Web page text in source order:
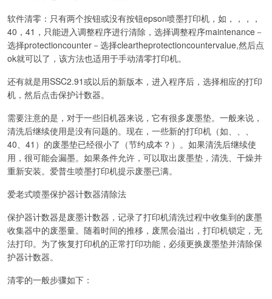
软件清零：只有两个按钮或没有按钮epson喷墨打印机，如，，，，
40，41，只能进入调整程序进行清除，选择调整程序maintenance－
选择protectioncounter－选择cleartheprotectioncountervalue,然后点
ok就可以了，该方法也适用于手动清零打印机。
还有就是用SSC2.91或以后的新版本，进入程序后，选择相应的打印
机，然后点击保护计数器。
需要注意的是，对于一些旧机器来说，它有很多废墨垫。一般来说，
清洗后继续使用是没有问题的。现在，一些新的打印机（如、、、
40、41）的废墨垫已经很小了（节约成本？）。如果清洗后继续使
用，很可能会漏墨。如果条件允许，可以取出废墨垫，清洗、干燥并
重新安装。爱普生喷墨打印机提示废墨已满。
爱老式喷墨保护器计数器清除法
保护器计数器是废墨计数器，记录了打印机清洗过程中收集到的废墨
收集器中的废墨量。随着时间的推移，废黑会溢出，打印机锁定，无
法打印。为了恢复打印机的正常打印功能，必须更换废墨垫并清除保
护器计数器。
清零的一般步骤如下：